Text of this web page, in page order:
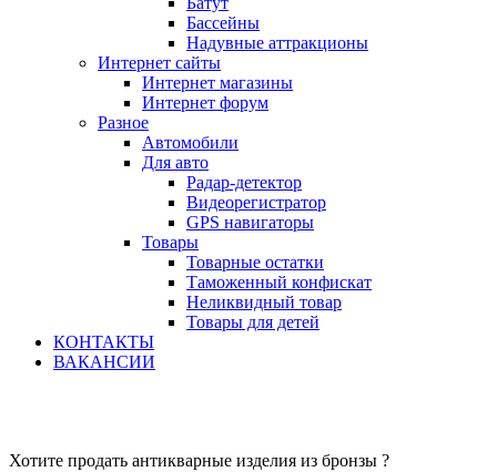
Бассейны
Надувные аттракционы
Интернет сайты
Интернет магазины
Интернет форум
Разное
Автомобили
Для авто
Радар-детектор
Видеорегистратор
GPS навигаторы
Товары
Товарные остатки
Таможенный конфискат
Неликвидный товар
Товары для детей
КОНТАКТЫ
ВАКАНСИИ
Хотите продать антикварные изделия из бронзы ?